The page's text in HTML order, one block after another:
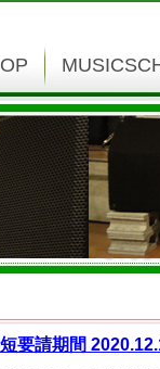
要請期間